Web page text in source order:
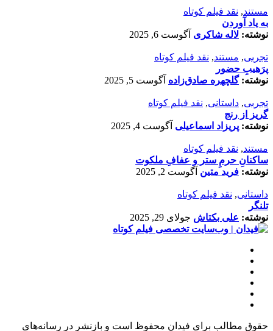
مستند, نقد فیلم کوتاه
به یاد آوردن
نوشته: لاله شاکری آگوست 6, 2025
تجربی, مستند, نقد فیلم کوتاه
پرَهیب‌ِ حضور
نوشته:گلچهره صادق‌زاده آگوست 5, 2025
تجربی, داستانی, نقد فیلم کوتاه
گریز از رنج
نوشته: پریزاد اسماعیلی آگوست 4, 2025
مستند, نقد فیلم کوتاه
ساکنانِ حرمِ ستر و عفافِ ملکوت
نوشته: فرید متین آگوست 2, 2025
داستانی, نقد فیلم کوتاه
تلنگر
نوشته: علی بکتاش جولای 29, 2025
حقوق مطالب برای فیدان محفوظ است و بازنشر در رسانه‌های